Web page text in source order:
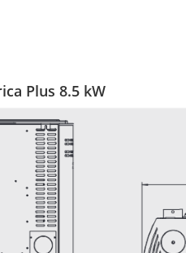
Plus 8.5 kW